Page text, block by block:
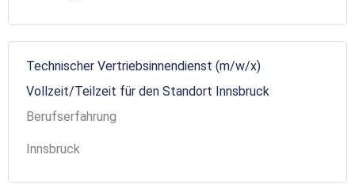
Technischer Vertriebsinnendienst (m/w/x)
Vollzeit/Teilzeit für den Standort Innsbruck
Berufserfahrung
Innsbruck